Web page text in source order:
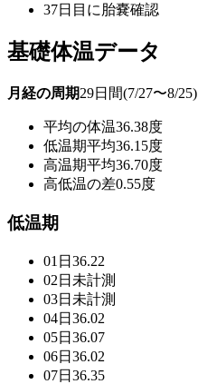
37日目に胎嚢確認
基礎体温データ
月経の周期29日間(7/27〜8/25)
平均の体温36.38度
低温期平均36.15度
高温期平均36.70度
高低温の差0.55度
低温期
01日 36.22
02日 未計測
03日 未計測
04日 36.02
05日 36.07
06日 36.02
07日 36.35